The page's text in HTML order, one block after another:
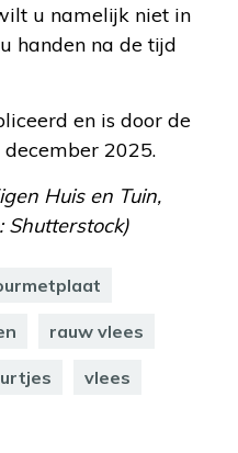
u namelijk niet in
handen na de tijd
en is door de
2025.
Huis en Tuin,
Shutterstock)
rauw vlees
vlees